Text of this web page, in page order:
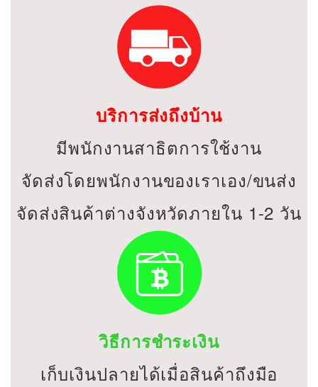
บริการส่งถึงบ้าน
มีพนักงานสาธิตการใช้งาน
จัดส่งโดยพนักงานของเราเอง/ขนส่ง
จัดส่งสินค้าต่างจังหวัดภายใน 1-2 วัน
วิธีการชำระเงิน
เก็บเงินปลายได้เมื่อสินค้าถึงมือ